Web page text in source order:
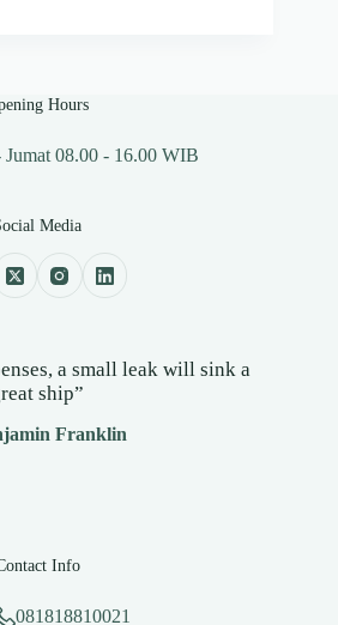
Hours
Jumat 08.00 - 16.00 WIB
Media
a small leak will sink a
ship”
Franklin
Info
081818810021